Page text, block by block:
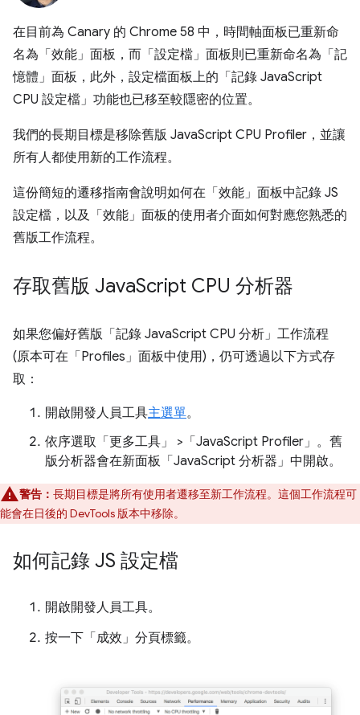
在目前為 Canary 的 Chrome 58 中，時間軸面板已重新命
名為「效能」面板，而「設定檔」面板則已重新命名為「記
憶體」面板，此外，設定檔面板上的「記錄 JavaScript
CPU 設定檔」功能也已移至較隱密的位置。
我們的長期目標是移除舊版 JavaScript CPU Profiler，並讓
所有人都使用新的工作流程。
這份簡短的遷移指南會說明如何在「效能」面板中記錄 JS
設定檔，以及「效能」面板的使用者介面如何對應您熟悉的
舊版工作流程。
存取舊版 JavaScript CPU 分析器
如果您偏好舊版「記錄 JavaScript CPU 分析」工作流程
(原本可在「Profiles」面板中使用)，仍可透過以下方式存
取：
開啟開發人員工具主選單。
依序選取「更多工具」
>「JavaScript Profiler」 。舊
版分析器會在新面板「JavaScript 分析器」中開啟。
警告： 長期目標是將所有使用者遷移至新工作流程。這個工作流程可
能會在日後的 DevTools 版本中移除。
如何記錄 JS 設定檔
開啟開發人員工具。
按一下「成效」 分頁標籤。